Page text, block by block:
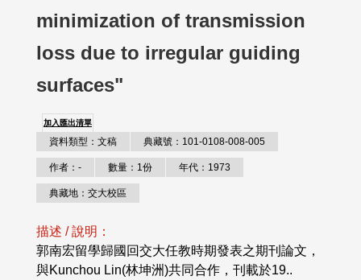
minimization of transmission
loss due to irregular guiding
surfaces"
加入匯出清單
資料類型：文稿 典藏號：101-0108-008-005
作者：- 數量：1份 年代：1973
典藏地：交大校區
描述 / 說明：
郭南宏留學歸國回交大任教時期發表之期刊論文，
與Kunchou Lin(林坤洲)共同合作，刊載於19..